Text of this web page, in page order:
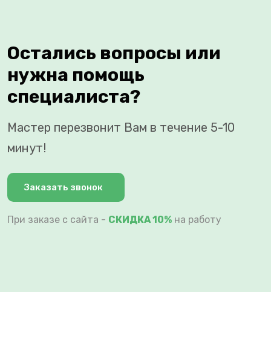
Остались вопросы или
нужна помощь
специалиста?
Мастер перезвонит Вам в течение 5-10
минут!
Заказать звонок
При заказе с сайта - СКИДКА 10% на работу